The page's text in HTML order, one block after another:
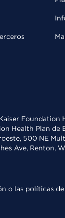
Foundation
Health Plan de
500 NE
Ave, Renton,
o las políticas